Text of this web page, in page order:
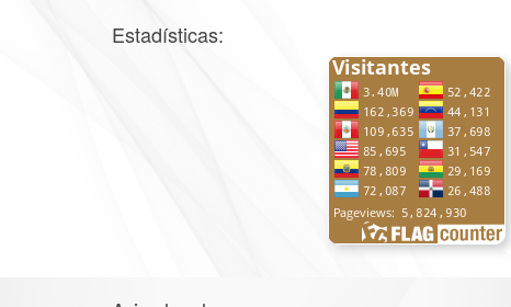
Estadísticas: